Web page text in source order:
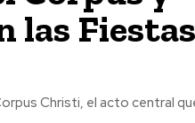
las
Christi, el acto central